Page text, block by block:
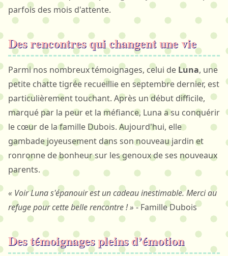
parfois des mois d'attente.
Des rencontres qui changent une vie
Parmi nos nombreux témoignages, celui de Luna, une
petite chatte tigrée recueillie en septembre dernier, est
particulièrement touchant. Après un début difficile,
marqué par la peur et la méfiance, Luna a su conquérir
le cœur de la famille Dubois. Aujourd'hui, elle
gambade joyeusement dans son nouveau jardin et
ronronne de bonheur sur les genoux de ses nouveaux
parents.
« Voir Luna s'épanouir est un cadeau inestimable. Merci au
refuge pour cette belle rencontre ! »- Famille Dubois
Des témoignages pleins d’émotion